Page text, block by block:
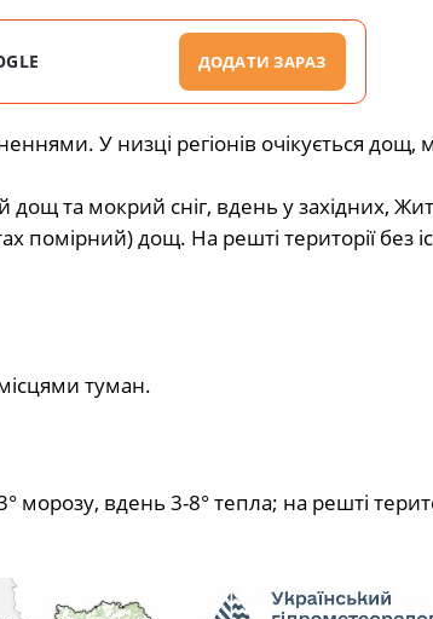
ДОДАТИ ЗАРАЗ
У низці регіонів очікується
дощ та мокрий сніг, вдень у західних,
помірний) дощ. На решті території без
туман.
морозу, вдень 3-8° тепла; на решті